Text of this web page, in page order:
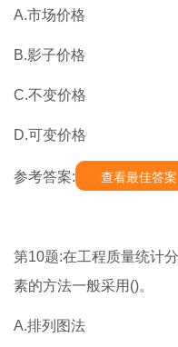
A.市场价格
B.影子价格
C.不变价格
D.可变价格
参考答案: 查看最佳答案
第10题:在工程质量统计
素的方法一般采用()。
A.排列图法